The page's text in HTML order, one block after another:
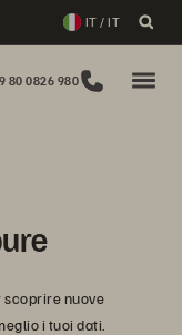
IT / IT
80 0826 980
scoprire nuove
i tuoi dati.